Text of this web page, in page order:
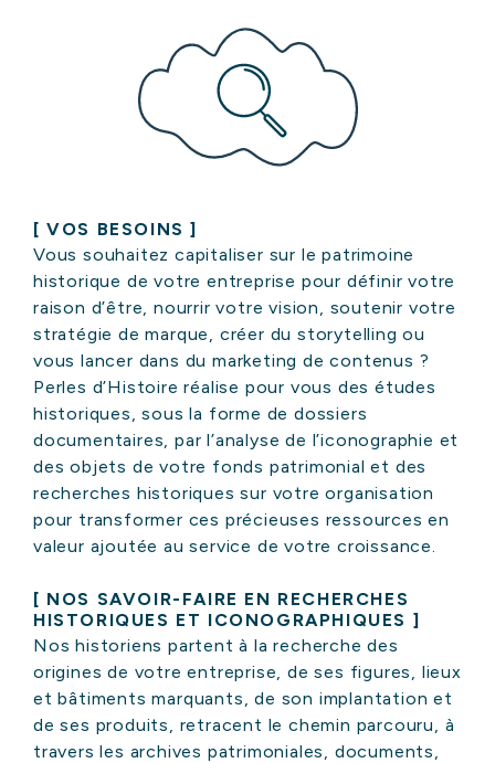
[ VOS BESOINS ]
Vous souhaitez capitaliser sur le patrimoine
historique de votre entreprise pour définir votre
raison d’être, nourrir votre vision, soutenir votre
stratégie de marque, créer du storytelling ou
vous lancer dans du marketing de contenus ?
Perles d’Histoire réalise pour vous des études
historiques, sous la forme de dossiers
documentaires, par l’analyse de l’iconographie et
des objets de votre fonds patrimonial et des
recherches historiques sur votre organisation
pour transformer ces précieuses ressources en
valeur ajoutée au service de votre croissance.
[ NOS SAVOIR-FAIRE EN RECHERCHES
HISTORIQUES ET ICONOGRAPHIQUES ]
Nos historiens partent à la recherche des
origines de votre entreprise, de ses figures, lieux
et bâtiments marquants, de son implantation et
de ses produits, retracent le chemin parcouru, à
travers les archives patrimoniales, documents,